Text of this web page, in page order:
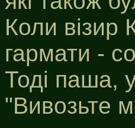
Коли візир
гармати -
Тоді паша,
"Вивозьте